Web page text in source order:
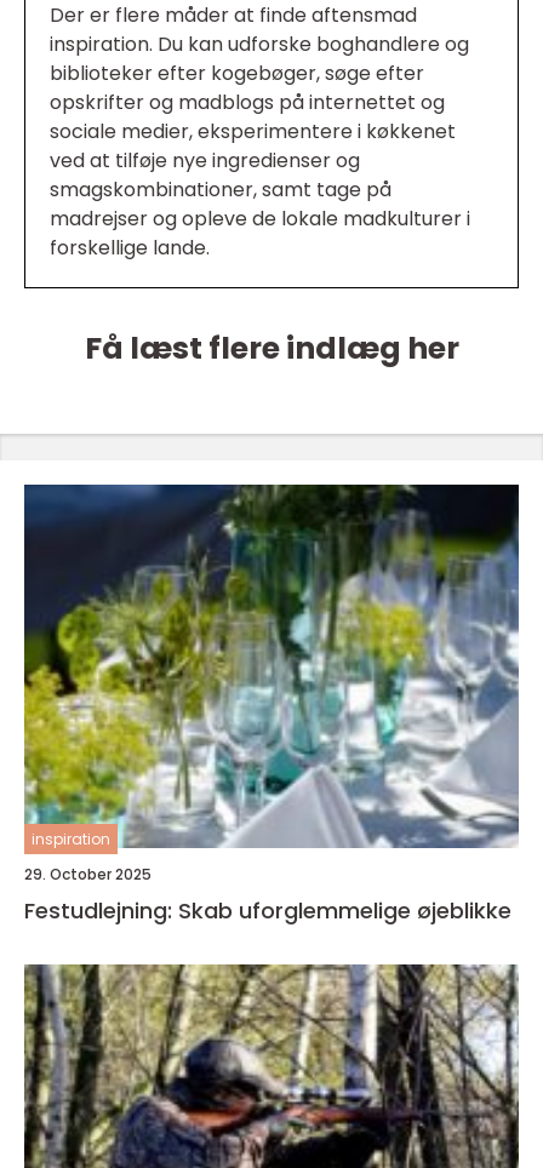
Der er flere måder at finde aftensmad
inspiration. Du kan udforske boghandlere og
biblioteker efter kogebøger, søge efter
opskrifter og madblogs på internettet og
sociale medier, eksperimentere i køkkenet
ved at tilføje nye ingredienser og
smagskombinationer, samt tage på
madrejser og opleve de lokale madkulturer i
forskellige lande.
Få læst flere indlæg her
inspiration
29. October 2025
Festudlejning: Skab uforglemmelige øjeblikke